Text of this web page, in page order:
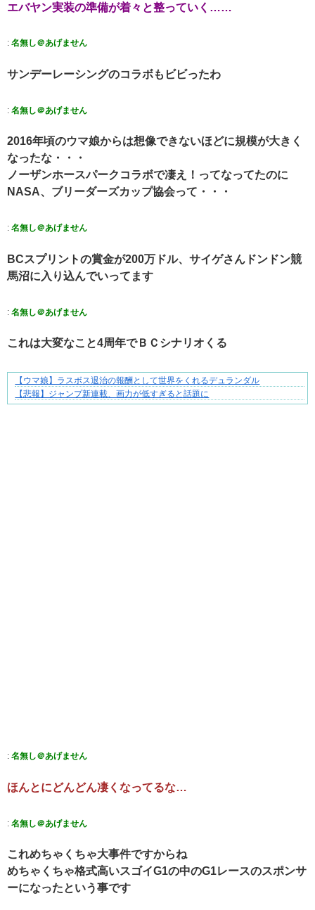
エバヤン実装の準備が着々と整っていく……
: 名無し＠あげません
サンデーレーシングのコラボもビビったわ
: 名無し＠あげません
2016年頃のウマ娘からは想像できないほどに規模が大きく
なったな・・・
ノーザンホースパークコラボで凄え！ってなってたのに
NASA、ブリーダーズカップ協会って・・・
: 名無し＠あげません
BCスプリントの賞金が200万ドル、サイゲさんドンドン競
馬沼に入り込んでいってます
: 名無し＠あげません
これは大変なこと4周年でＢＣシナリオくる
ブブ家のドタバタが、今日も愛おしい！
【ウマ娘】ラスボス退治の報酬として世界をくれるデュランダル
【悲報】ジャンプ新連載、画力が低すぎると話題に
: 名無し＠あげません
ほんとにどんどん凄くなってるな…
: 名無し＠あげません
これめちゃくちゃ大事件ですからね
めちゃくちゃ格式高いスゴイG1の中のG1レースのスポンサ
ーになったという事です